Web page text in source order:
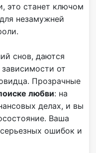
это станет ключом
незамужней
снов, даются
от
Прозрачные
любви: на
делах, и вы
Ваша
ошибок и